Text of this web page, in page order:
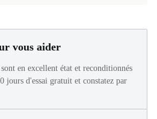
vous aider
en excellent état et reconditionnés
jours d'essai gratuit et constatez par